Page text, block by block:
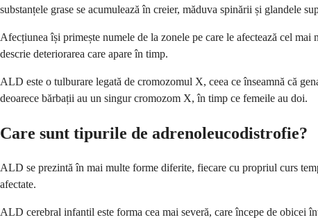
substanțele grase se acumulează în creier, măduva spinării și glandele
Afecțiunea își primește numele de la zonele pe care le afectează cel
descrie deteriorarea care apare în timp.
ALD este o tulburare legată de cromozomul X, ceea ce înseamnă că
deoarece bărbații au un singur cromozom X, în timp ce femeile au doi.
Care sunt tipurile de adrenoleucodistrofie?
ALD se prezintă în mai multe forme diferite, fiecare cu propriul curs
afectate.
ALD cerebral infantil este forma cea mai severă, care începe de obicei